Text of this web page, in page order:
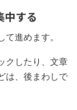
する
進めます。
クしたり、文章
は、後まわしで